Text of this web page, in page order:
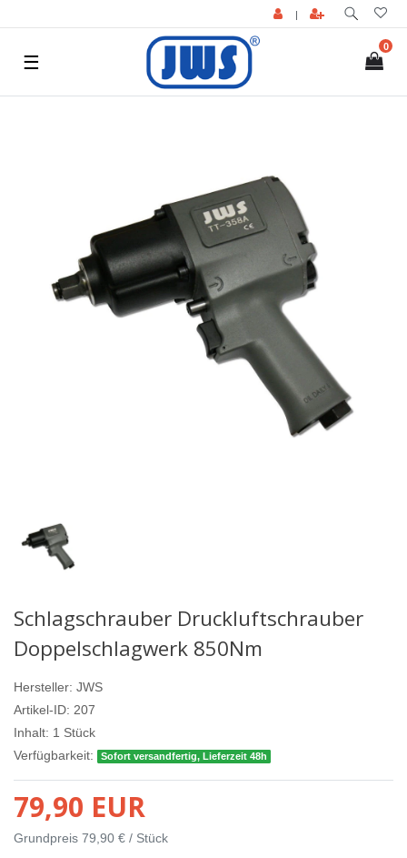
|
0
☰
Schlagschrauber Druckluftschrauber
Doppelschlagwerk 850Nm
Hersteller: JWS
Artikel-ID: 207
Inhalt: 1 Stück
Verfügbarkeit:
Sofort versandfertig, Lieferzeit 48h
79,90 EUR
Grundpreis 79,90 € / Stück